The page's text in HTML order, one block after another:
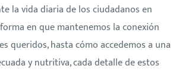
la vida diaria de los ciudadanos en
en que mantenemos la conexión
queridos, hasta cómo accedemos a una
y nutritiva, cada detalle de estos